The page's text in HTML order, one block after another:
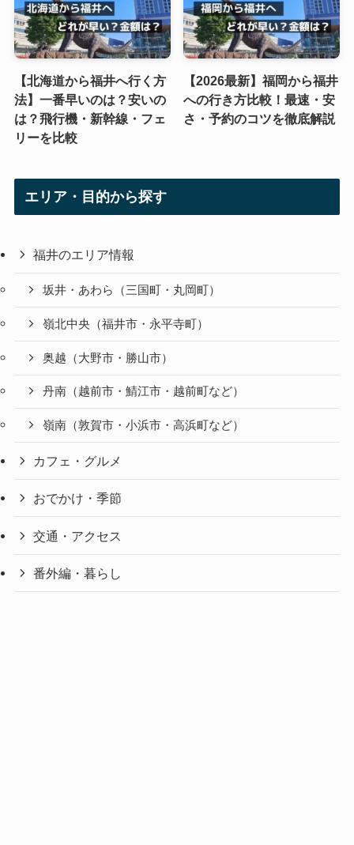
【北海道から福井へ行く方
法】一番早いのは？安いの
は？飛行機・新幹線・フェ
リーを比較
【2026最新】福岡から福井
への行き方比較！最速・安
さ・予約のコツを徹底解説
エリア・目的から探す
福井のエリア情報
坂井・あわら（三国町・丸岡町）
嶺北中央（福井市・永平寺町）
奥越（大野市・勝山市）
丹南（越前市・鯖江市・越前町など）
嶺南（敦賀市・小浜市・高浜町など）
カフェ・グルメ
おでかけ・季節
交通・アクセス
番外編・暮らし